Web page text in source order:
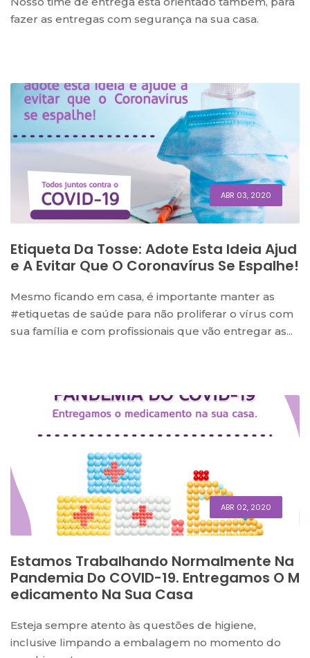
fazer as entregas com segurança na sua casa.
ABR 03, 2020
​Etiqueta Da Tosse: Adote Esta Ideia Ajud
E A Evitar Que O Coronavírus Se Espalhe!
​Mesmo ficando em casa, é importante manter as
#etiquetas de saúde para não proliferar o vírus com
sua família e com profissionais que vão entregar as...
ABR 02, 2020
Estamos Trabalhando Normalmente Na
Pandemia Do COVID-19. Entregamos O M
Edicamento Na Sua Casa
Esteja sempre atento às questões de higiene,
inclusive limpando a embalagem no momento do